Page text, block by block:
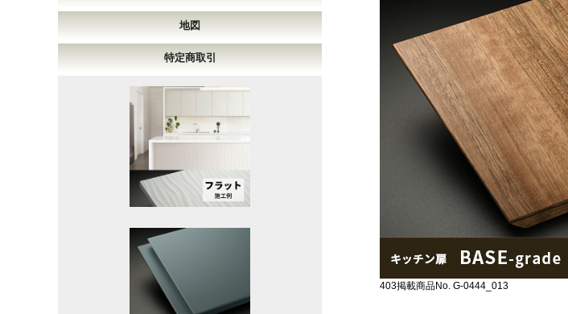
地図
特定商取引
403掲載商品No. G-0444_013